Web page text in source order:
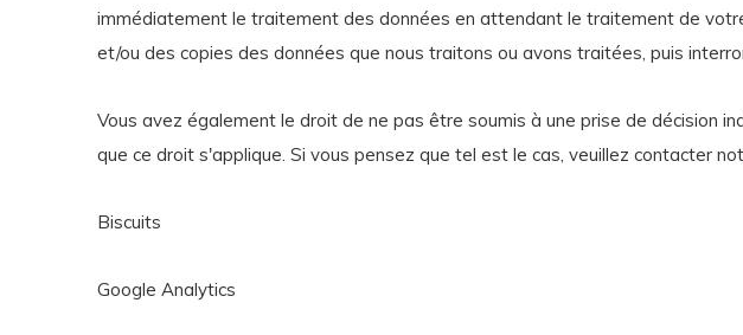
immédiatement le traitement des données en attendant le traitement de
et/ou des copies des données que nous traitons ou avons traitées, puis
Vous avez également le droit de ne pas être soumis à une prise de décision
que ce droit s'applique. Si vous pensez que tel est le cas, veuillez contacter
Biscuits
Google Analytics